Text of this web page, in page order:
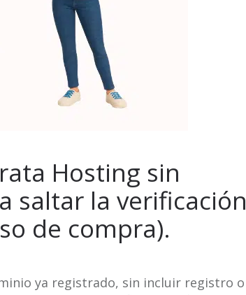
Hosting sin
saltar la verificación
de compra).
ya registrado, sin incluir registro o